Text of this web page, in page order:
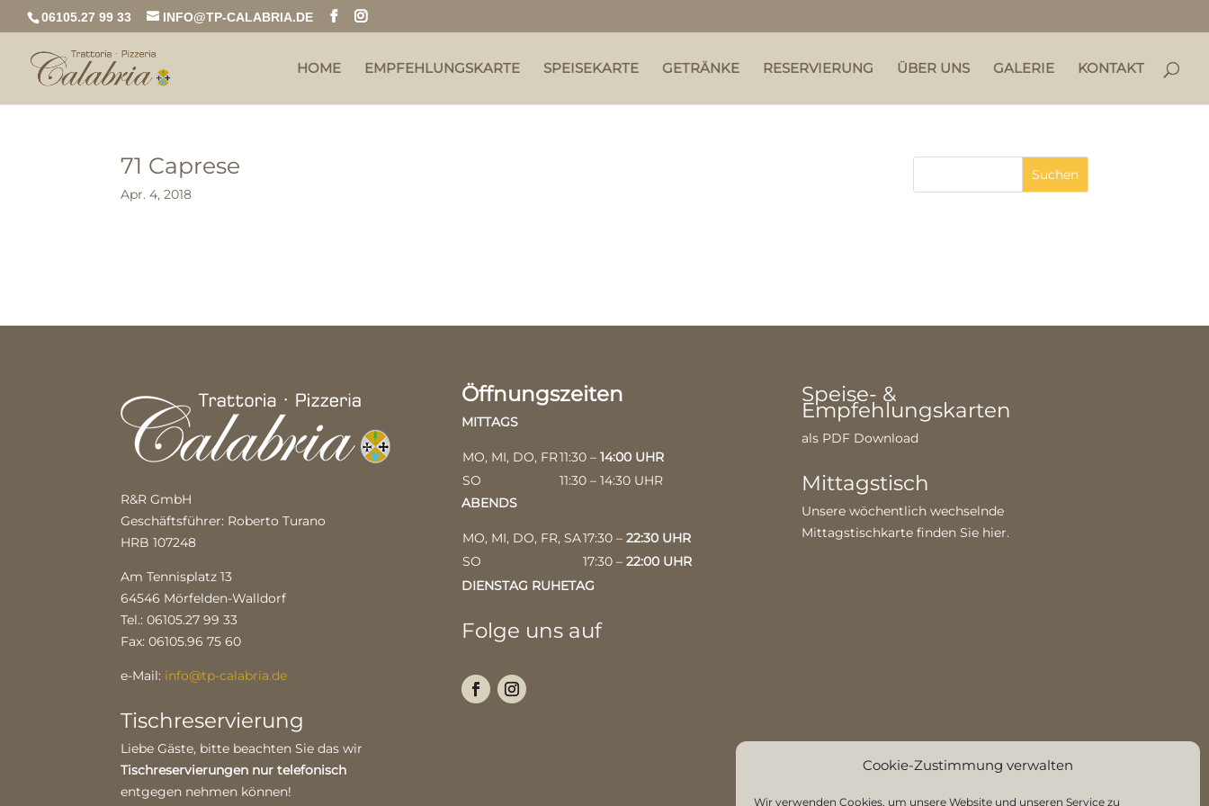
Cookie-Zustimmung verwalten
Wir verwenden Cookies, um unsere Website und unseren Service zu
06105.27 99 33 INFO@TP-CALABRIA.DE
HOME EMPFEHLUNGSKARTE SPEISEKARTE GETRÄNKE RESERVIERUNG ÜBER UNS GALERIE KONTAKT
71 Caprese
Apr. 4, 2018
R&R GmbH
Geschäftsführer: Roberto Turano
HRB 107248
Am Tennisplatz 13
64546 Mörfelden-Walldorf
Tel.: 06105.27 99 33
Fax: 06105.96 75 60
e-Mail: info@tp-calabria.de
Tischreservierung
Liebe Gäste, bitte beachten Sie das wir
Tischreservierungen nur telefonisch
entgegen nehmen können!
Öffnungszeiten
MITTAGS
MO, MI, DO, FR11:30 – 14:00 UHR
SO
11:30 – 14:30 UHR
ABENDS
MO, MI, DO, FR, SA17:30 – 22:30 UHR
SO
17:30 – 22:00 UHR
DIENSTAG RUHETAG
Folge uns auf
Speise- &
Empfehlungskarten
als PDF Download
Mittagstisch
Unsere wöchentlich wechselnde
Mittagstischkarte finden Sie hier.